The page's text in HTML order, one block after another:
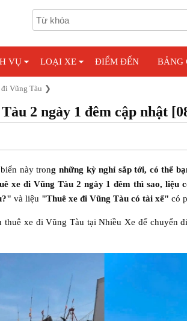
VỤ LOẠI XE ĐIỂM ĐẾN BẢNG
Vũng Tàu
2 ngày 1 đêm cập nhật
này trong những kỳ nghỉ sắp tới, có thể
xe đi Vũng Tàu 2 ngày 1 đêm thì sao, liệu
và liệu "Thuê xe đi Vũng Tàu có tài xế" có
xe đi Vũng Tàu tại Nhiều Xe để chuyến